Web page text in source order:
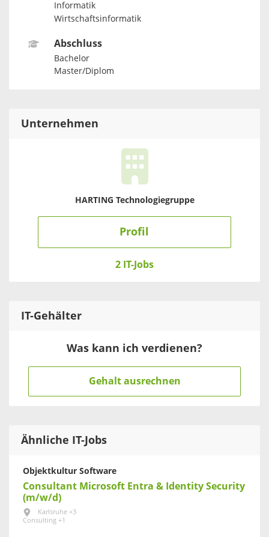
Informatik
Wirtschaftsinformatik
Abschluss
Bachelor
Master/Diplom
Unternehmen
HARTING Technologiegruppe
Profil
2 IT-Jobs
IT-Gehälter
Was kann ich verdienen?
Gehalt ausrechnen
Ähnliche IT-Jobs
Objektkultur Software
Consultant Microsoft Entra & Identity Security
(m/w/d)
Karlsruhe +3
Consulting +1